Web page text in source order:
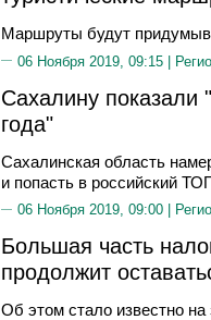
Маршруты будут
06 Ноября 2019, 09:15 |
Сахалину показали
года"
Сахалинская область
и попасть в российский
06 Ноября 2019, 09:00 |
Большая часть
продолжит
Об этом стало известно на